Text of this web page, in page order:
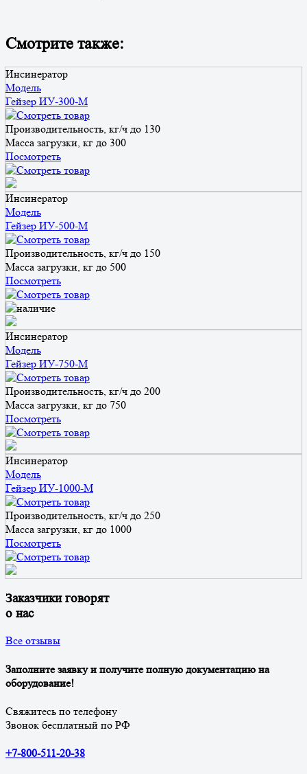
Смотрите также:
Инсинератор
Модель
Гейзер ИУ-300-М
Производительность, кг/ч до 130
Масса загрузки, кг до 300
Посмотреть
Инсинератор
Модель
Гейзер ИУ-500-М
Производительность, кг/ч до 150
Масса загрузки, кг до 500
Посмотреть
Инсинератор
Модель
Гейзер ИУ-750-М
Производительность, кг/ч до 200
Масса загрузки, кг до 750
Посмотреть
Инсинератор
Модель
Гейзер ИУ-1000-М
Производительность, кг/ч до 250
Масса загрузки, кг до 1000
Посмотреть
Заказчики говорят
о нас
Все отзывы
Заполните заявку и получите полную документацию на
оборудование!
Свяжитесь по телефону
Звонок бесплатный по РФ
+7-800-511-20-38